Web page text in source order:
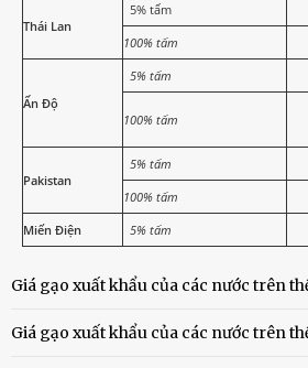
Thái Lan
5% tấm
100% tấm
Ấn Độ
5% tấm
100% tấm
Pakistan
5% tấm
100% tấm
Miến Điện
5% tấm
Giá gạo xuất khẩu của các nước trên
Giá gạo xuất khẩu của các nước trên